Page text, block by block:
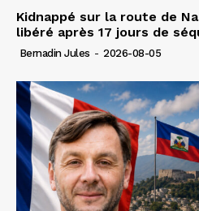
Kidnappé sur la route de
libéré après 17 jours de
Bernadin Jules - 2026-08-05